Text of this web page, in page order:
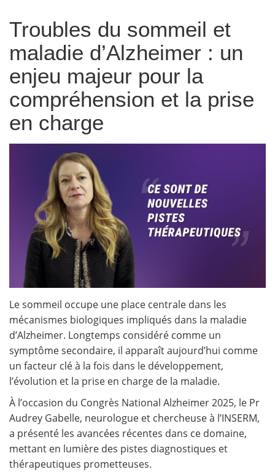
Troubles du sommeil et
maladie d’Alzheimer : un
enjeu majeur pour la
compréhension et la prise
en charge
Le sommeil occupe une place centrale dans les
mécanismes biologiques impliqués dans la maladie
d’Alzheimer. Longtemps considéré comme un
symptôme secondaire, il apparaît aujourd’hui comme
un facteur clé à la fois dans le développement,
l’évolution et la prise en charge de la maladie.
À l’occasion du Congrès National Alzheimer 2025, le Pr
Audrey Gabelle, neurologue et chercheuse à l’INSERM,
a présenté les avancées récentes dans ce domaine,
mettant en lumière des pistes diagnostiques et
thérapeutiques prometteuses.